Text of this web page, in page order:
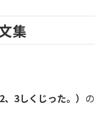
集
しくじった。） の